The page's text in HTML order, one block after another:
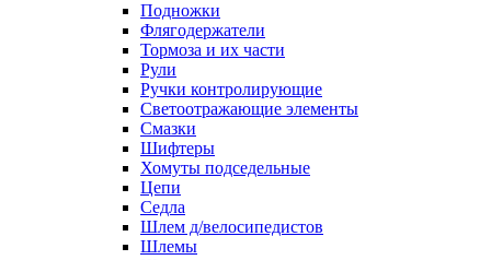
Подножки
Флягодержатели
Тормоза и их части
Рули
Ручки контролирующие
Светоотражающие элементы
Смазки
Шифтеры
Хомуты подседельные
Цепи
Седла
Шлем д/велосипедистов
Шлемы